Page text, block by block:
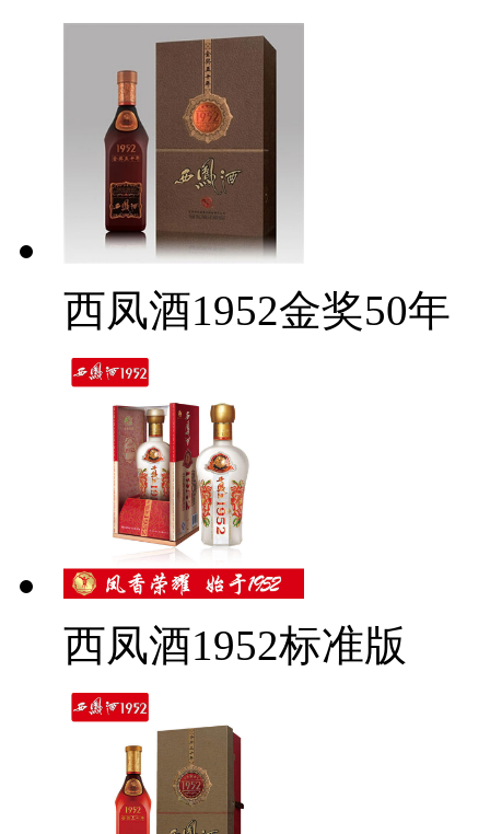
西凤酒1952金奖50年
西凤酒1952标准版